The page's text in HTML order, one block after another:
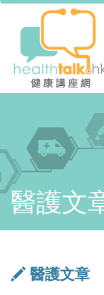
醫護文
醫護文章